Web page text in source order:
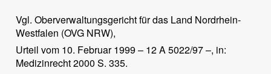
Vgl. Oberverwaltungsgericht für das Land Nordrhein-
Westfalen (OVG NRW),
Urteil vom 10. Februar 1999 – 12 A 5022/97 –, in:
Medizinrecht 2000 S. 335.